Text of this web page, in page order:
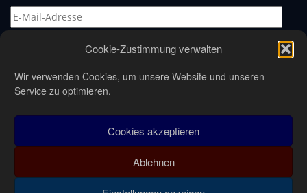
Cookie-Zustimmung verwalten
Wir verwenden Cookies, um unsere Website und unseren
Service zu optimieren.
Cookies akzeptieren
Ablehnen
E-
Mail-
Abonnieren